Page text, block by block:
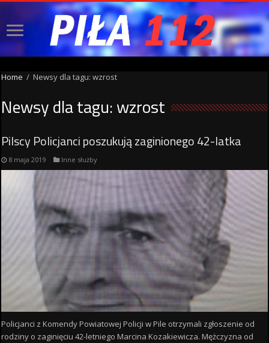
Home / Newsy dla tagu: wzrost
Newsy dla tagu:wzrost
Pilscy Policjanci poszukują zaginionego 42-latka
8 maja 2019 Inne służby
Policjanci z Komendy Powiatowej Policji w Pile otrzymali zgłoszenie od
rodziny o zaginięciu 42-letniego Marcina Kozakiewicza. Mężczyzna od